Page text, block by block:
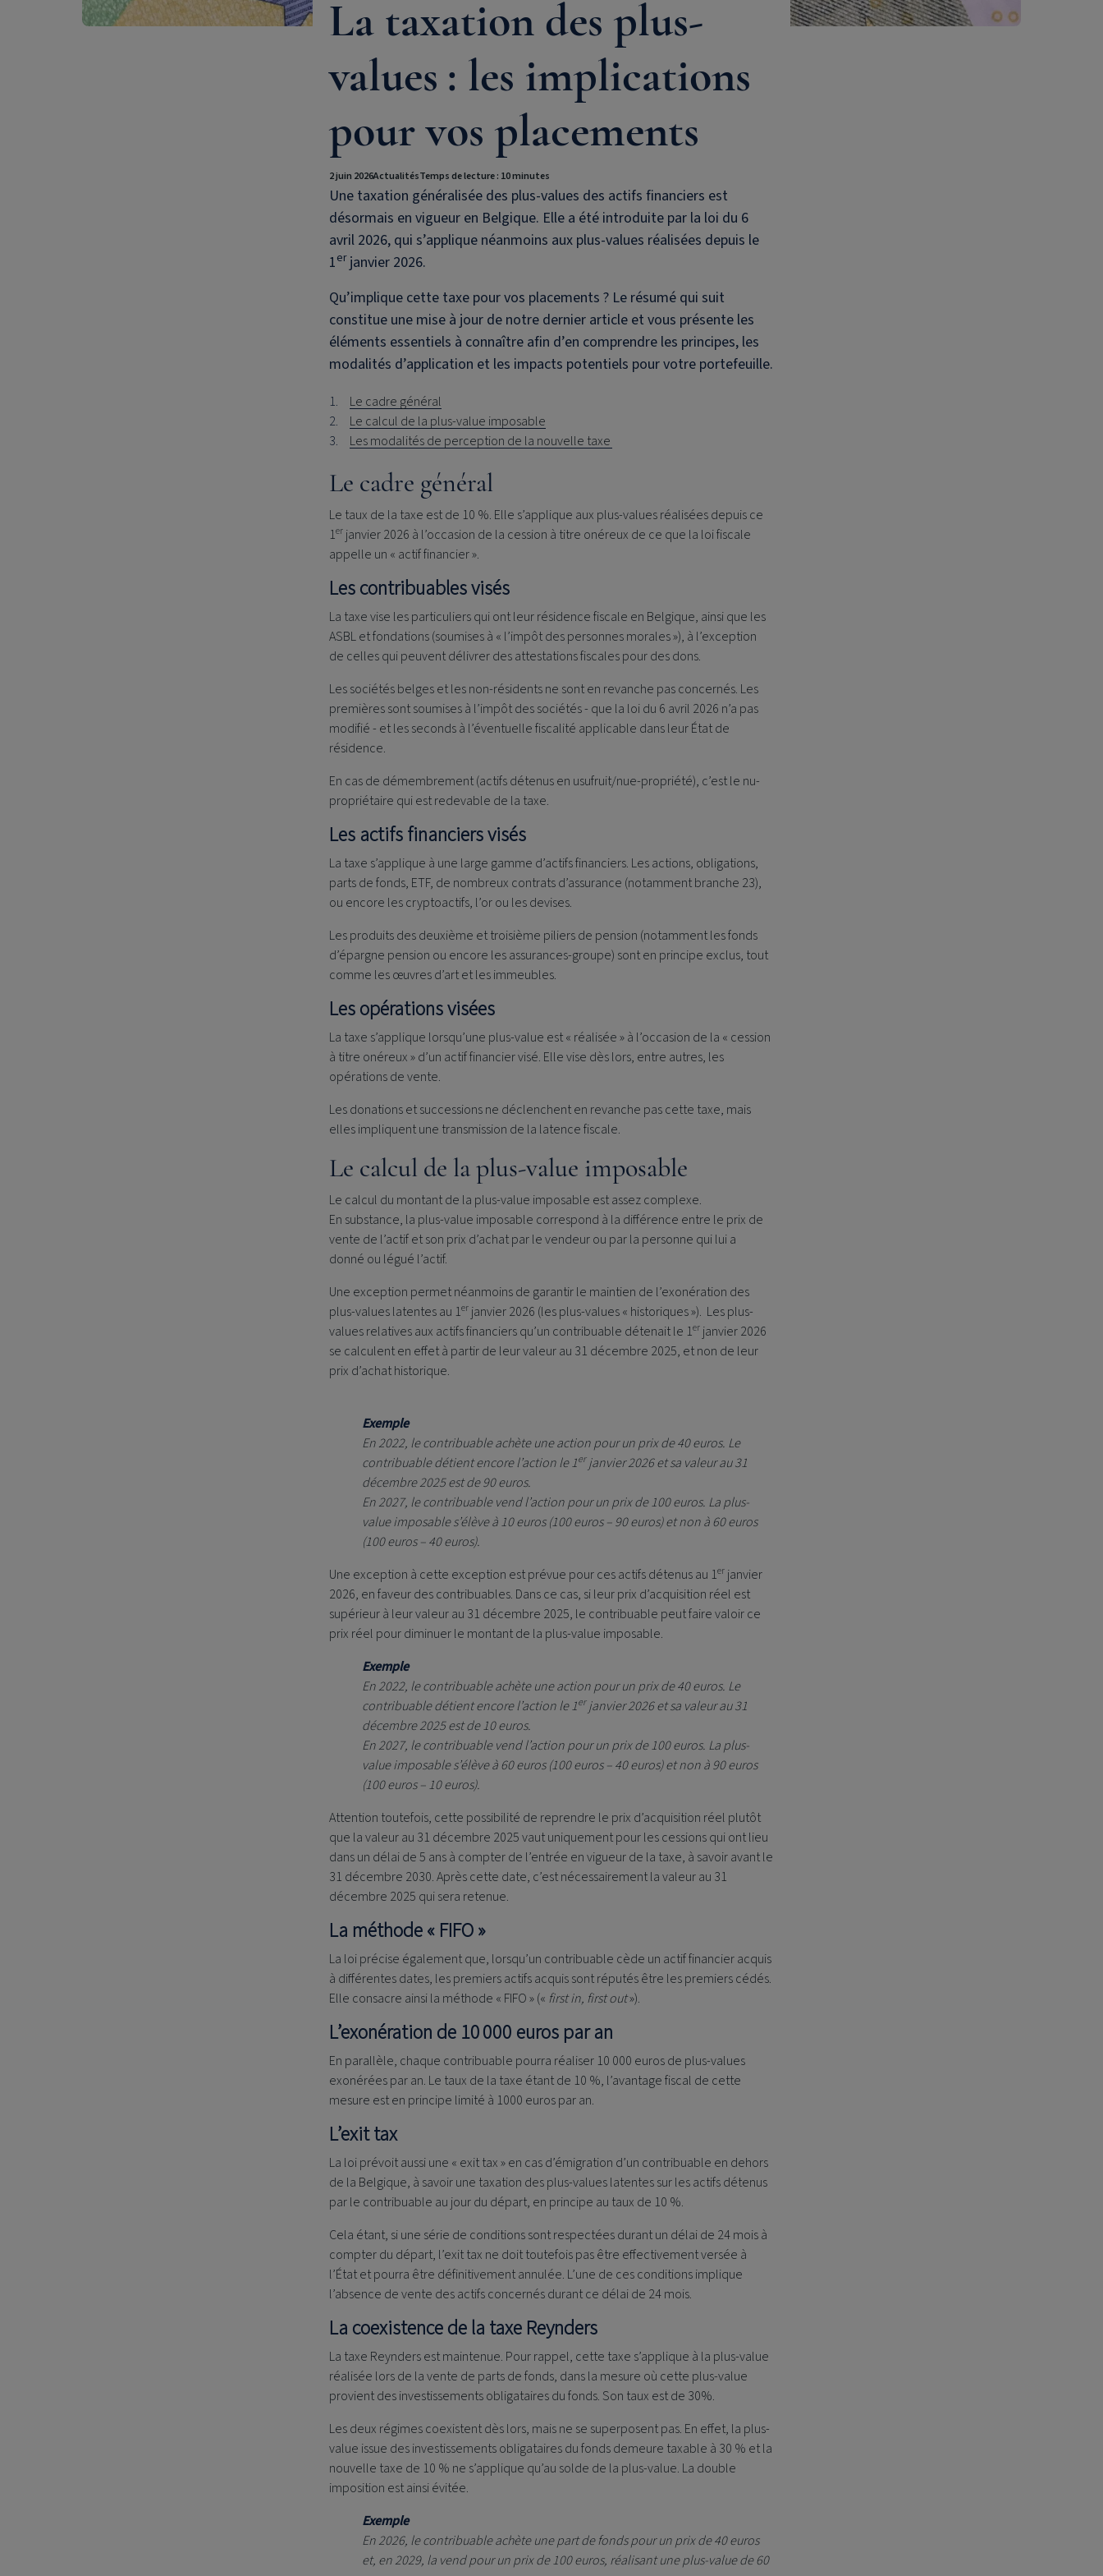
La taxation des plus-
values : les implications
pour vos placements
2 juin 2026ActualitésTemps de lecture : 10 minutes
Une taxation généralisée des plus-values des actifs financiers est
désormais en vigueur en Belgique. Elle a été introduite par la loi du 6
avril 2026, qui s’applique néanmoins aux plus-values réalisées depuis le
1erjanvier 2026.
Qu’implique cette taxe pour vos placements ? Le résumé qui suit
constitue une mise à jour de notre dernier article et vous présente les
éléments essentiels à connaître afin d’en comprendre les principes, les
modalités d’application et les impacts potentiels pour votre portefeuille.
Le cadre général
Le calcul de la plus-value imposable
Les modalités de perception de la nouvelle taxe
Le cadre général
Le taux de la taxe est de 10 %. Elle s’applique aux plus-values réalisées depuis ce
1erjanvier 2026 à l’occasion de la cession à titre onéreux de ce que la loi fiscale
appelle un « actif financier ».
Les contribuables visés
La taxe vise les particuliers qui ont leur résidence fiscale en Belgique, ainsi que les
ASBL et fondations (soumises à « l’impôt des personnes morales »), à l’exception
de celles qui peuvent délivrer des attestations fiscales pour des dons.
Les sociétés belges et les non-résidents ne sont en revanche pas concernés. Les
premières sont soumises à l’impôt des sociétés - que la loi du 6 avril 2026 n’a pas
modifié - et les seconds à l’éventuelle fiscalité applicable dans leur État de
résidence.
En cas de démembrement (actifs détenus en usufruit/nue-propriété), c’est le nu-
propriétaire qui est redevable de la taxe.
Les actifs financiers visés
La taxe s’applique à une large gamme d’actifs financiers. Les actions, obligations,
parts de fonds, ETF, de nombreux contrats d’assurance (notamment branche 23),
ou encore les cryptoactifs, l’or ou les devises.
Les produits des deuxième et troisième piliers de pension (notamment les fonds
d’épargne pension ou encore les assurances-groupe) sont en principe exclus, tout
comme les œuvres d’art et les immeubles.
Les opérations visées
La taxe s’applique lorsqu’une plus-value est « réalisée » à l’occasion de la « cession
à titre onéreux » d’un actif financier visé. Elle vise dès lors, entre autres, les
opérations de vente.
Les donations et successions ne déclenchent en revanche pas cette taxe, mais
elles impliquent une transmission de la latence fiscale.
Le calcul de la plus-value imposable
Le calcul du montant de la plus-value imposable est assez complexe.
En substance, la plus-value imposable correspond à la différence entre le prix de
vente de l’actif et son prix d’achat par le vendeur ou par la personne qui lui a
donné ou légué l’actif.
Une exception permet néanmoins de garantir le maintien de l’exonération des
plus-values latentes au 1erjanvier 2026 (les plus-values « historiques »). Les plus-
values relatives aux actifs financiers qu’un contribuable détenait le 1erjanvier 2026
se calculent en effet à partir de leur valeur au 31 décembre 2025, et non de leur
prix d’achat historique.
Exemple
En 2022, le contribuable achète une action pour un prix de 40 euros. Le
contribuable détient encore l’action le 1erjanvier 2026 et sa valeur au 31
décembre 2025 est de 90 euros.
En 2027, le contribuable vend l’action pour un prix de 100 euros. La plus-
value imposable s’élève à 10 euros (100 euros – 90 euros) et non à 60 euros
(100 euros – 40 euros).
Une exception à cette exception est prévue pour ces actifs détenus au 1erjanvier
2026, en faveur des contribuables. Dans ce cas, si leur prix d’acquisition réel est
supérieur à leur valeur au 31 décembre 2025, le contribuable peut faire valoir ce
prix réel pour diminuer le montant de la plus-value imposable.
Exemple
En 2022, le contribuable achète une action pour un prix de 40 euros. Le
contribuable détient encore l’action le 1erjanvier 2026 et sa valeur au 31
décembre 2025 est de 10 euros.
En 2027, le contribuable vend l’action pour un prix de 100 euros. La plus-
value imposable s’élève à 60 euros (100 euros – 40 euros) et non à 90 euros
(100 euros – 10 euros).
Attention toutefois, cette possibilité de reprendre le prix d’acquisition réel plutôt
que la valeur au 31 décembre 2025 vaut uniquement pour les cessions qui ont lieu
dans un délai de 5 ans à compter de l’entrée en vigueur de la taxe, à savoir avant le
31 décembre 2030. Après cette date, c’est nécessairement la valeur au 31
décembre 2025 qui sera retenue.
La méthode « FIFO »
La loi précise également que, lorsqu’un contribuable cède un actif financier acquis
à différentes dates, les premiers actifs acquis sont réputés être les premiers cédés.
Elle consacre ainsi la méthode « FIFO » (« first in, first out»).
L’exonération de 10 000 euros par an
En parallèle, chaque contribuable pourra réaliser 10 000 euros de plus-values
exonérées par an. Le taux de la taxe étant de 10 %, l’avantage fiscal de cette
mesure est en principe limité à 1000 euros par an.
L’exit tax
La loi prévoit aussi une « exit tax » en cas d’émigration d’un contribuable en dehors
de la Belgique, à savoir une taxation des plus-values latentes sur les actifs détenus
par le contribuable au jour du départ, en principe au taux de 10 %.
Cela étant, si une série de conditions sont respectées durant un délai de 24 mois à
compter du départ, l’exit tax ne doit toutefois pas être effectivement versée à
l’État et pourra être définitivement annulée. L’une de ces conditions implique
l’absence de vente des actifs concernés durant ce délai de 24 mois.
La coexistence de la taxe Reynders
La taxe Reynders est maintenue. Pour rappel, cette taxe s’applique à la plus-value
réalisée lors de la vente de parts de fonds, dans la mesure où cette plus-value
provient des investissements obligataires du fonds. Son taux est de 30%.
Les deux régimes coexistent dès lors, mais ne se superposent pas. En effet, la plus-
value issue des investissements obligataires du fonds demeure taxable à 30 % et la
nouvelle taxe de 10 % ne s’applique qu’au solde de la plus-value. La double
imposition est ainsi évitée.
Exemple
En 2026, le contribuable achète une part de fonds pour un prix de 40 euros
et, en 2029, la vend pour un prix de 100 euros, réalisant une plus-value de 60